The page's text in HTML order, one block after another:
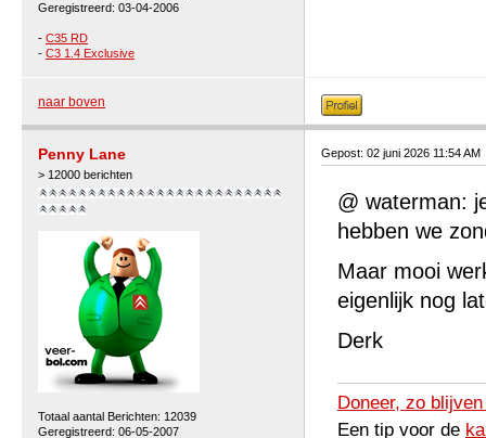
Geregistreerd: 03-04-2006
- C35 RD
- C3 1.4 Exclusive
naar boven
Penny Lane
> 12000 berichten
Totaal aantal Berichten: 12039
Geregistreerd: 06-05-2007
Gepost: 02 juni 2026 11:54 AM
@ waterman:
hebben we
Maar mooi
eigenlijk nog
Derk
Doneer, zo
Een tip voor de